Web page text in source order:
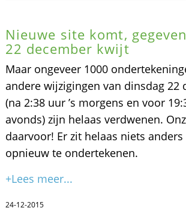
Nieuwe site komt,
22 december kwijt
Maar ongeveer 1000
andere wijzigingen van dinsdag 22
(na 2:38 uur ’s morgens en voor
avonds) zijn helaas verdwenen.
daarvoor! Er zit helaas niets
opnieuw te ondertekenen.
+Lees meer...
24-12-2015